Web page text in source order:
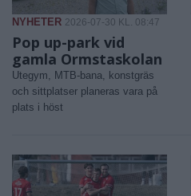
NYHETER 2026-07-30 KL. 08:47
Pop up-park vid
gamla Ormstaskolan
Utegym, MTB-bana, konstgräs
och sittplatser planeras vara på
plats i höst